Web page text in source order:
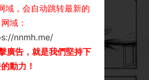
域，会自动跳转最新的
网域：
nnmh.me/
廣告，就是我們堅持下
動力！